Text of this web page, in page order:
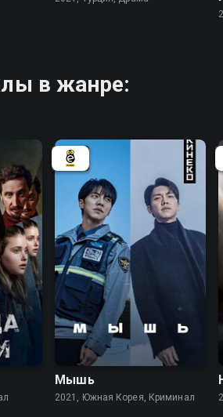
в жанре:
8.4
Мышь
2021, Южная Корея, Криминал